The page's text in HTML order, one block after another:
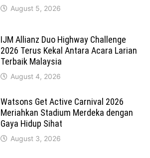
August 5, 2026
IJM Allianz Duo Highway Challenge
2026 Terus Kekal Antara Acara Larian
Terbaik Malaysia
August 4, 2026
Watsons Get Active Carnival 2026
Meriahkan Stadium Merdeka dengan
Gaya Hidup Sihat
August 3, 2026